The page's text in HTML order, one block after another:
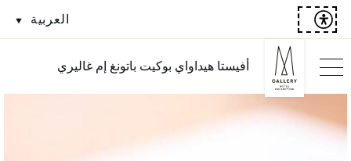
العربية
أفيستا هيداواي بوكيت باتونغ إم غاليري